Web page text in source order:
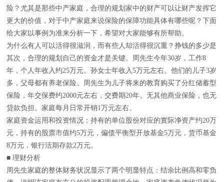
险？尤其是那些中产家庭，合理的规划家中的财产可以让财产发挥它
更大的价值，对于中产家庭来说保险的保障功能具体有哪些呢？下面
给大家以事例为准来分析一下，希望对大家能够有所帮助。
为什么有人可以活得很滋润，而有些人却活得很沉重？挣钱的多少是
其次，合理的规划自己的资金才是关键。周先生今年30岁，工作8
年，个人年收入约25万元。孙女士年收入5万元左右。他们的儿子3岁
多，父母都有养老保险。周先生为儿子将来的教育购买了分红储蓄型
保险，年交保费约2000元左右，交费期20年。无其他商业保险，也无
贷款负担。家庭每月日常开销1万元左右。
家庭资金运用和投资情况：持有的单位股份对应的實际净资产约20万
元，持有的股票市值约5万元，偏债平衡型开放基金5万元，货币基金
8万元，银行活期存款2万元。
■ 理财分析
周先生家庭的整体财务状况显示了两个明显特点：结余比例高和零负